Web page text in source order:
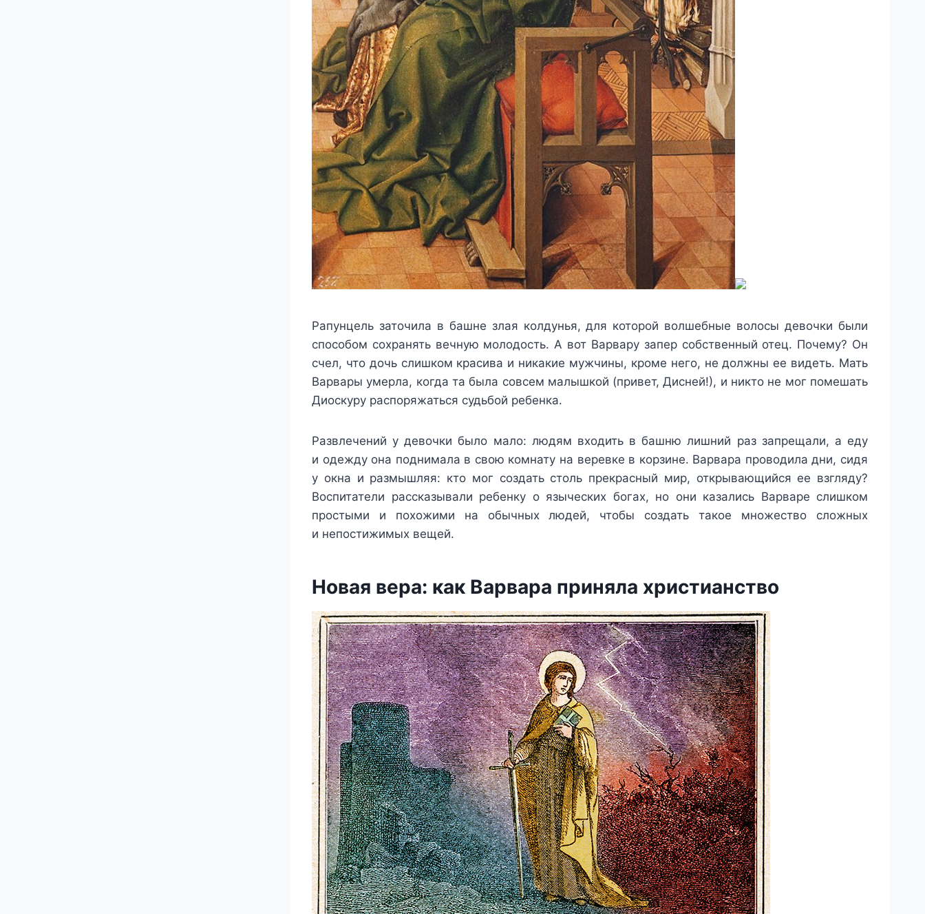
Рапунцель заточила в башне злая колдунья, для которой волшебные волосы девочки были
способом сохранять вечную молодость. А вот Варвару запер собственный отец. Почему? Он
счел, что дочь слишком красива и никакие мужчины, кроме него, не должны ее видеть. Мать
Варвары умерла, когда та была совсем малышкой (привет, Дисней!), и никто не мог помешать
Диоскуру распоряжаться судьбой ребенка.
Развлечений у девочки было мало: людям входить в башню лишний раз запрещали, а еду
и одежду она поднимала в свою комнату на веревке в корзине. Варвара проводила дни, сидя
у окна и размышляя: кто мог создать столь прекрасный мир, открывающийся ее взгляду?
Воспитатели рассказывали ребенку о языческих богах, но они казались Варваре слишком
простыми и похожими на обычных людей, чтобы создать такое множество сложных
и непостижимых вещей.
Новая вера: как Варвара приняла христианство